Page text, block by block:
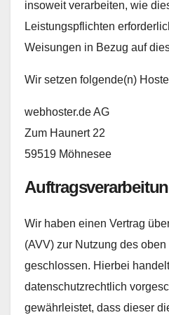
insoweit verarbeiten, wie
Leistungspflichten
Weisungen in Bezug auf
Wir setzen folgende(n)
webhoster.de AG
Zum Haunert 22
59519 Möhnesee
Wir haben einen Vertrag
(AVV) zur Nutzung des
geschlossen. Hierbei
datenschutzrechtlich
gewährleistet, dass dieser